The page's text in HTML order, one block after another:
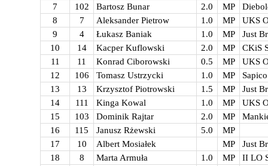
7
102 Bartosz Bunar 2.0 MP
8
7 Aleksander Pietrow 1.0 MP
UKS
9
4 Łukasz Baniak 1.0 MP
Just
10
14 Kacper Kuflowski 2.0 MP
CKiS
11
11 Konrad Ciborowski 0.5 MP
UKS
12
106 Tomasz Ustrzycki 1.0 MP
13
13 Krzysztof Piotrowski 1.5 MP
Just
14
111 Kinga Kowal 1.0 MP
UKS
15
103 Dominik Rajtar 2.0 MP
16
115 Janusz Rżewski 5.0
MP
17
10 Albert Mosiałek MP
Just
18
8 Marta Armuła 1.0 MP
II LO